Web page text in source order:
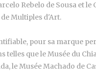
Rebelo de Sousa
Multiples d'Art.
pour sa marque
que le Musée du
le Musée Machado de